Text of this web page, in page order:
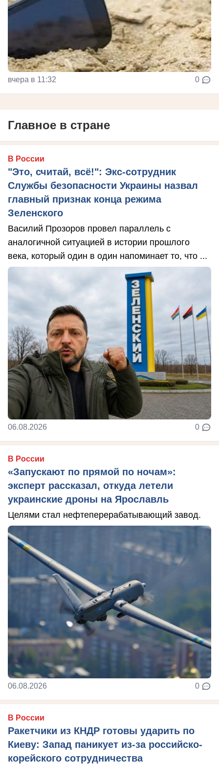
вчера в 11:32 0
Главное в стране
В России
"Это, считай, всё!": Экс-сотрудник
Службы безопасности Украины назвал
главный признак конца режима
Зеленского
Василий Прозоров провел параллель с
аналогичной ситуацией в истории прошлого
века, который один в один напоминает то, что ...
06.08.2026 0
В России
«Запускают по прямой по ночам»:
эксперт рассказал, откуда летели
украинские дроны на Ярославль
Целями стал нефтеперерабатывающий завод.
06.08.2026 0
В России
Ракетчики из КНДР готовы ударить по
Киеву: Запад паникует из-за российско-
корейского сотрудничества